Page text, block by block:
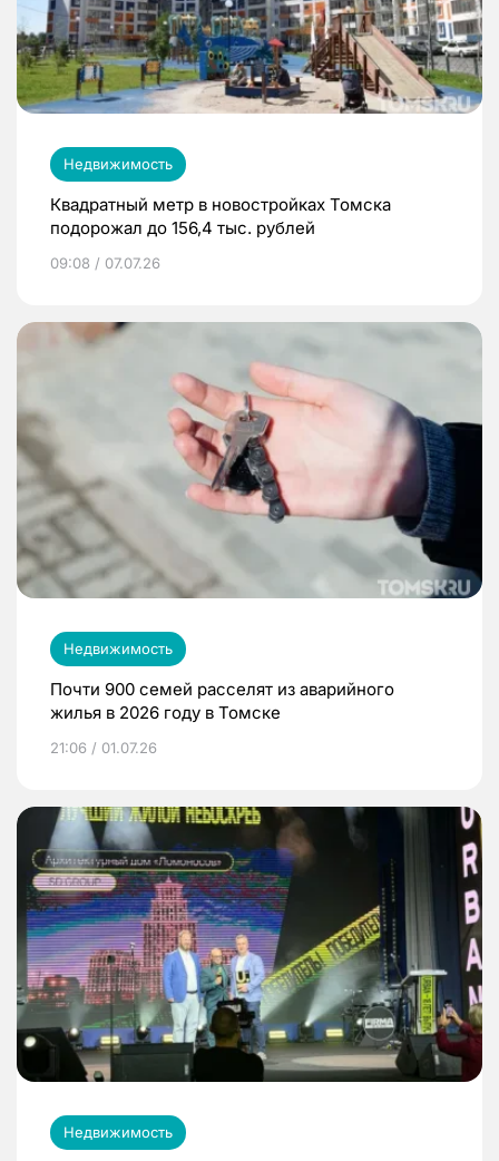
Недвижимость
Квадратный метр в новостройках Томска
подорожал до 156,4 тыс. рублей
09:08 / 07.07.26
Недвижимость
Почти 900 семей расселят из аварийного
жилья в 2026 году в Томске
21:06 / 01.07.26
Недвижимость